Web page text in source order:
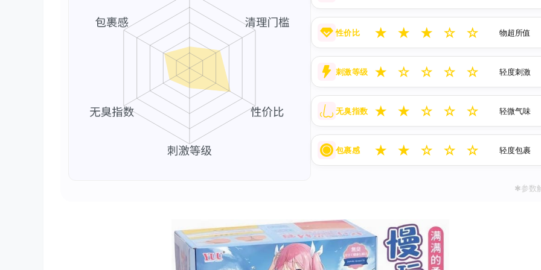
性价比 ★ ★ ★ ☆ ☆ 物超所值
刺激等级 ★ ☆ ☆ ☆ ☆ 轻度刺激
无臭指数 ★ ★ ☆ ☆ ☆ 轻微气味
包裹感 ★ ★ ☆ ☆ ☆ 轻度包裹
✱参数